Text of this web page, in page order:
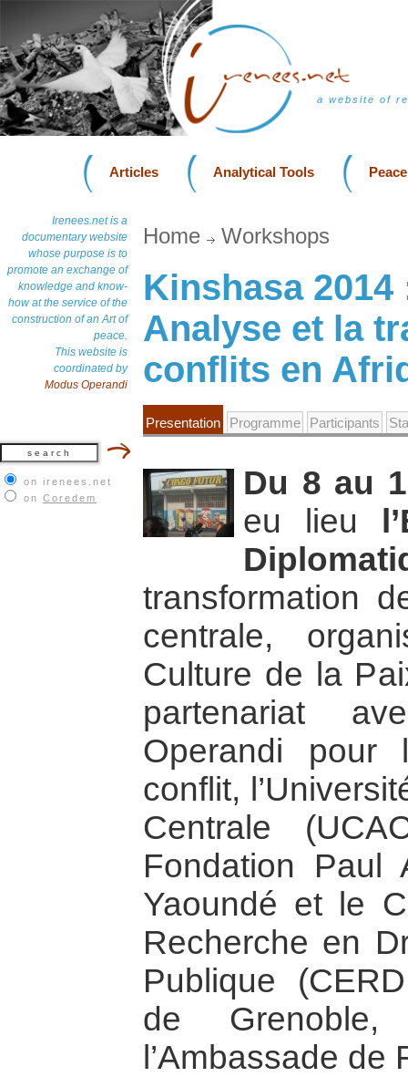
a website of
Articles Analytical Tools
Irenees.net is a
documentary website
whose purpose is to
promote an exchange of
knowledge and know-
how at the service of the
construction of an Art of
peace.
This website is
coordinated by
Modus Operandi
on irenees.net
on Coredem
Home Workshops
Kinshasa 2014
Analyse et la
conflits en
Presentation Programme Participants
Du 8 au
eu lieu
transformation
centrale,
Culture de la
partenariat
Operandi pour
conflit,
Centrale
Fondation Paul
Yaoundé et le
Recherche en
Publique
de
l’Ambassade